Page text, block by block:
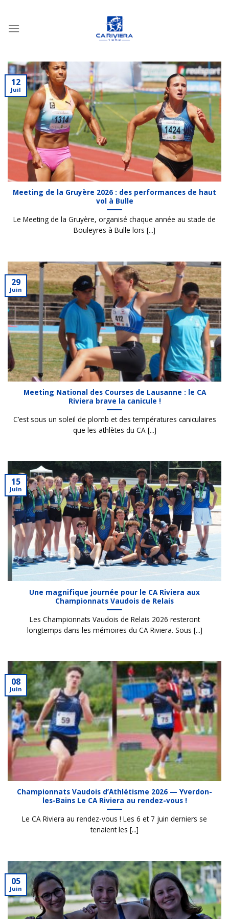
contenu
Meeting de la Gruyère 2026 : des performances de haut
vol à Bulle
Le Meeting de la Gruyère, organisé chaque année au stade de
Bouleyres à Bulle lors [...]
12
Juil
Meeting National des Courses de Lausanne : le CA
Riviera brave la canicule !
C’est sous un soleil de plomb et des températures caniculaires
que les athlètes du CA [...]
29
Juin
Une magnifique journée pour le CA Riviera aux
Championnats Vaudois de Relais
Les Championnats Vaudois de Relais 2026 resteront
longtemps dans les mémoires du CA Riviera. Sous [...]
15
Juin
Championnats Vaudois d’Athlétisme 2026 — Yverdon-
les-Bains Le CA Riviera au rendez-vous !
Le CA Riviera au rendez-vous ! Les 6 et 7 juin derniers se
tenaient les [...]
08
Juin
05
Juin